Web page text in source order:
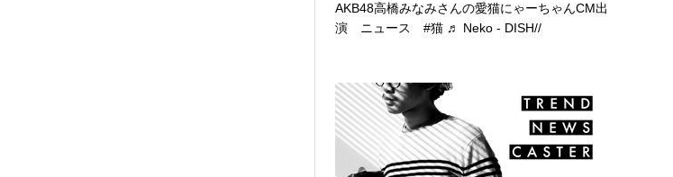
AKB48高橋みなみさんの愛猫にゃーちゃんCM出
演 ニュース#猫 ♬ Neko - DISH//